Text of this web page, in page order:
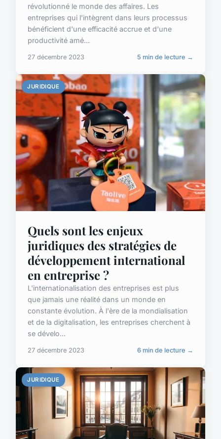
révolutionné le monde des affaires. Les
entreprises qui l'intègrent dans leurs processus
bénéficient d'une efficacité accrue et d'une
productivité amé...
27 décembre 2023 5 min de lecture →
JURIDIQUE
Quels sont les enjeux
juridiques des stratégies de
développement international
en entreprise ?
L'internationalisation des entreprises est plus
que jamais une réalité dans un monde en
constante évolution. À l'ère de la mondialisation
et de la digitalisation, les entreprises cherchent à
se dévelo...
27 décembre 2023 6 min de lecture →
JURIDIQUE